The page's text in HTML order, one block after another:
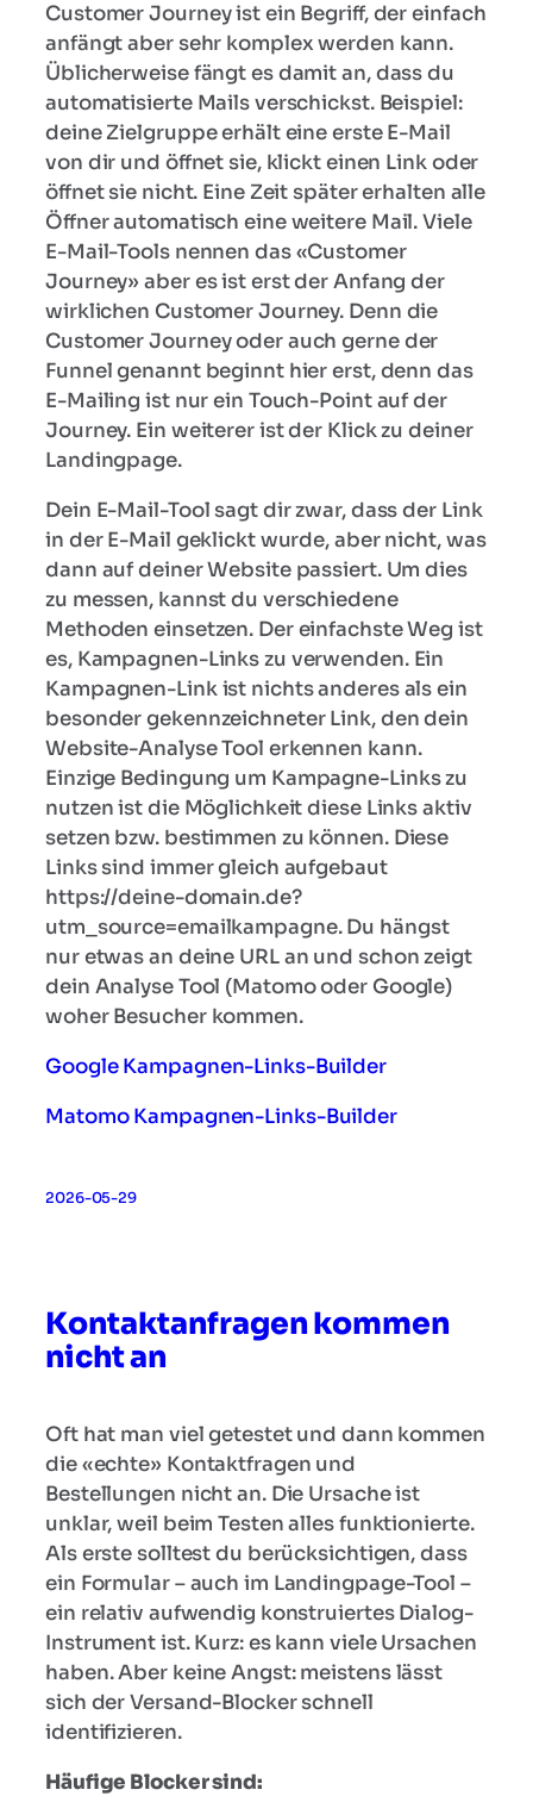
Customer Journey ist ein Begriff, der einfach
anfängt aber sehr komplex werden kann.
Üblicherweise fängt es damit an, dass du
automatisierte Mails verschickst. Beispiel:
deine Zielgruppe erhält eine erste E-Mail
von dir und öffnet sie, klickt einen Link oder
öffnet sie nicht. Eine Zeit später erhalten alle
Öffner automatisch eine weitere Mail. Viele
E-Mail-Tools nennen das «Customer
Journey» aber es ist erst der Anfang der
wirklichen Customer Journey. Denn die
Customer Journey oder auch gerne der
Funnel genannt beginnt hier erst, denn das
E-Mailing ist nur ein Touch-Point auf der
Journey. Ein weiterer ist der Klick zu deiner
Landingpage.
Dein E-Mail-Tool sagt dir zwar, dass der Link
in der E-Mail geklickt wurde, aber nicht, was
dann auf deiner Website passiert. Um dies
zu messen, kannst du verschiedene
Methoden einsetzen. Der einfachste Weg ist
es, Kampagnen-Links zu verwenden. Ein
Kampagnen-Link ist nichts anderes als ein
besonder gekennzeichneter Link, den dein
Website-Analyse Tool erkennen kann.
Einzige Bedingung um Kampagne-Links zu
nutzen ist die Möglichkeit diese Links aktiv
setzen bzw. bestimmen zu können. Diese
Links sind immer gleich aufgebaut
https://deine-domain.de?
utm_source=emailkampagne. Du hängst
nur etwas an deine URL an und schon zeigt
dein Analyse Tool (Matomo oder Google)
woher Besucher kommen.
Google Kampagnen-Links-Builder
Matomo Kampagnen-Links-Builder
2026-05-29
Kontaktanfragen kommen
nicht an
Oft hat man viel getestet und dann kommen
die «echte» Kontaktfragen und
Bestellungen nicht an. Die Ursache ist
unklar, weil beim Testen alles funktionierte.
Als erste solltest du berücksichtigen, dass
ein Formular – auch im Landingpage-Tool –
ein relativ aufwendig konstruiertes Dialog-
Instrument ist. Kurz: es kann viele Ursachen
haben. Aber keine Angst: meistens lässt
sich der Versand-Blocker schnell
identifizieren.
Häufige Blocker sind: